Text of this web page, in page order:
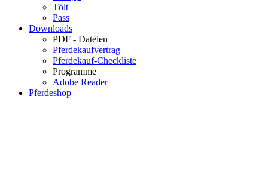
Tölt
Pass
Downloads
PDF - Dateien
Pferdekaufvertrag
Pferdekauf-Checkliste
Programme
Adobe Reader
Pferdeshop